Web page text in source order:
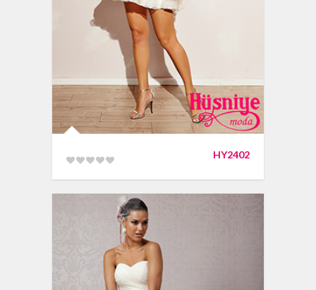
HY2402